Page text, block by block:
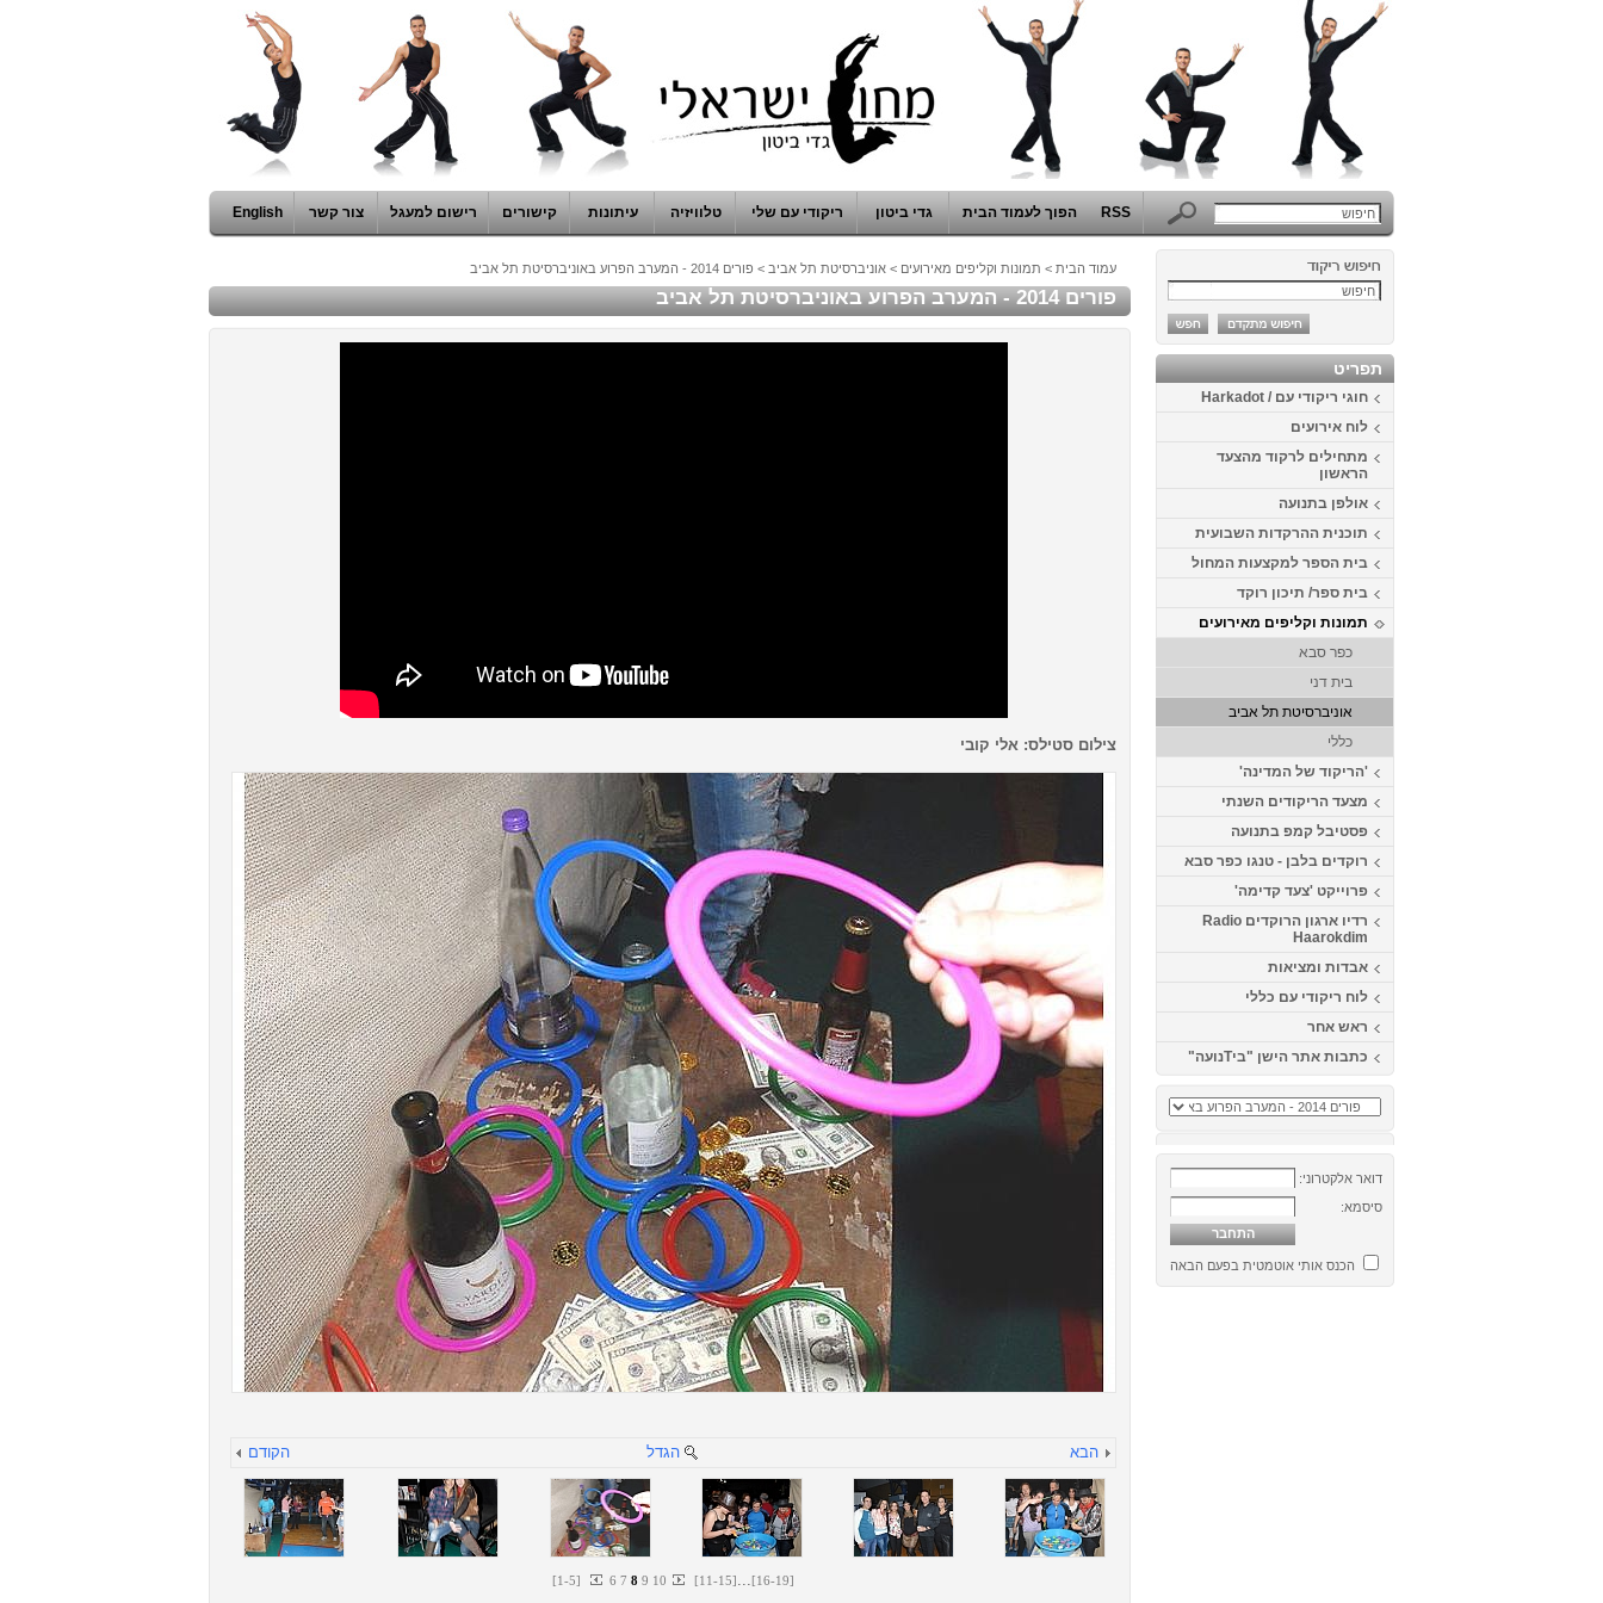
RSS הפוך לעמוד הבית גדי ביטון ריקודי עם שלי טלוויזיה עיתונות קישורים רישום למעגל צור קשר English
תפריט
חוגי ריקודי עם / Harkadot
לוח אירועים
מתחילים לרקוד מהצעד
הראשון
אולפן בתנועה
תוכנית ההרקדות השבועית
בית הספר למקצעות המחול
בית ספר/ תיכון רוקד
תמונות וקליפים מאירועים
כפר סבא
בית דני
אוניברסיטת תל אביב
כללי
'הריקוד של המדינה'
מצעד הריקודים השנתי
פסטיבל קמפ בתנועה
רוקדים בלבן - טנגו כפר סבא
פרוייקט 'צעד קדימה'
רדיו ארגון הרוקדים Radio
Haarokdim
אבדות ומציאות
לוח ריקודי עם כללי
ראש אחר
כתבות אתר הישן "ביTנועה"
דואר אלקטרוני:
סיסמא:
הכנס אותי אוטמטית בפעם הבאה
עמוד הבית > תמונות וקליפים מאירועים > אוניברסיטת תל אביב > פורים 2014 - המערב הפרוע באוניברסיטת תל אביב
פורים 2014 - המערב הפרוע באוניברסיטת תל אביב
צילום סטילס: אלי קובי
הקודם הגדל הבא
[1-5] 6 7 8 9 10 [11-15]...[16-19]